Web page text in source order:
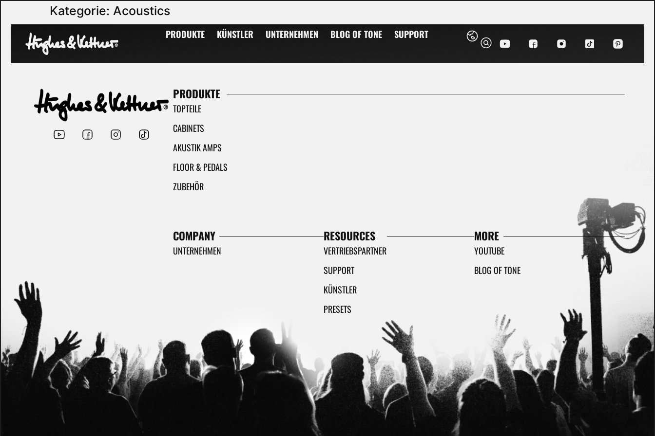
PRODUKTE KÜNSTLER UNTERNEHMEN BLOG OF TONE SUPPORT
Kategorie: Acoustics
Hughes & Kettner manufactures top-of-the-line amplifiers for acoustic instruments. Perfect for classical and steel string guitars, violins, violas and more.
PRODUKTE
TOPTEILE
CABINETS
AKUSTIK AMPS
FLOOR & PEDALS
ZUBEHÖR
COMPANY
UNTERNEHMEN
RESOURCES
VERTRIEBSPARTNER
SUPPORT
KÜNSTLER
PRESETS
MORE
YOUTUBE
BLOG OF TONE